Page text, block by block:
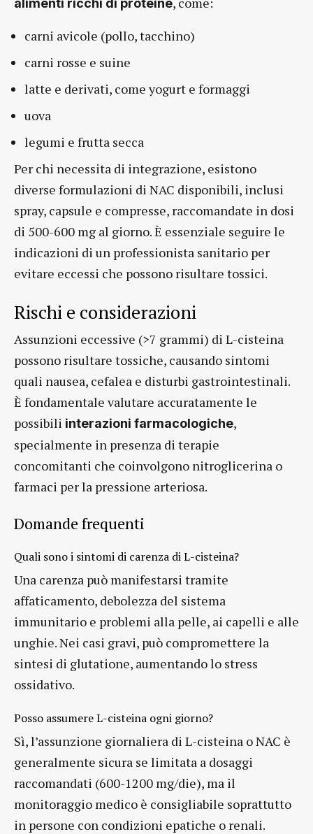
alimenti ricchi di proteine
carni avicole (pollo, tacchino)
carni rosse e suine
latte e derivati, come yogurt e formaggi
uova
legumi e frutta secca
Per chi necessita di integrazione, esistono
diverse formulazioni di NAC disponibili, inclusi
spray, capsule e compresse, raccomandate in dosi
di 500-600 mg al giorno. È essenziale seguire le
indicazioni di un professionista sanitario per
evitare eccessi che possono risultare tossici.
Rischi e considerazioni
Assunzioni eccessive (>7 grammi) di L-cisteina
possono risultare tossiche, causando sintomi
quali nausea, cefalea e disturbi gastrointestinali.
È fondamentale valutare accuratamente le
possibili interazioni farmacologiche,
specialmente in presenza di terapie
concomitanti che coinvolgono nitroglicerina o
farmaci per la pressione arteriosa.
Domande frequenti
Quali sono i sintomi di carenza di L-cisteina?
Una carenza può manifestarsi tramite
affaticamento, debolezza del sistema
immunitario e problemi alla pelle, ai capelli e alle
unghie. Nei casi gravi, può compromettere la
sintesi di glutatione, aumentando lo stress
ossidativo.
Posso assumere L-cisteina ogni giorno?
Sì, l’assunzione giornaliera di L-cisteina o NAC è
generalmente sicura se limitata a dosaggi
raccomandati (600-1200 mg/die), ma il
monitoraggio medico è consigliabile soprattutto
in persone con condizioni epatiche o renali.